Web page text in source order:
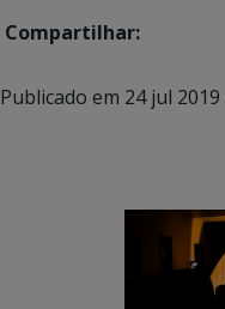
Compartilhar:
Publicado em 24 jul 2019